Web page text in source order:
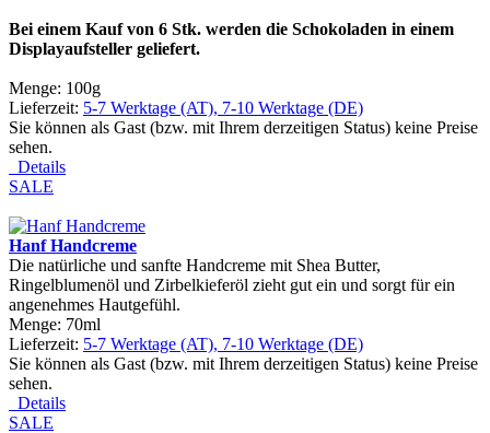
Bei einem Kauf von 6 Stk. werden die Schokoladen in einem
Displayaufsteller geliefert.
Menge: 100g
Lieferzeit: 5-7 Werktage (AT), 7-10 Werktage (DE)
Sie können als Gast (bzw. mit Ihrem derzeitigen Status) keine Preise
sehen.
Details
SALE
Hanf Handcreme
Die natürliche und sanfte Handcreme mit Shea Butter,
Ringelblumenöl und Zirbelkieferöl zieht gut ein und sorgt für ein
angenehmes Hautgefühl.
Menge: 70ml
Lieferzeit: 5-7 Werktage (AT), 7-10 Werktage (DE)
Sie können als Gast (bzw. mit Ihrem derzeitigen Status) keine Preise
sehen.
Details
SALE